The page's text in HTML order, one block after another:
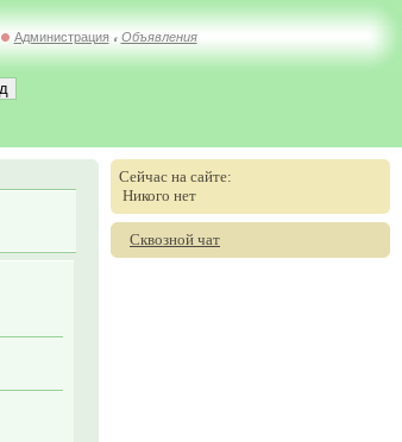
Администрация // Объявления
Сейчас на сайте:
Никого нет
Сквозной чат